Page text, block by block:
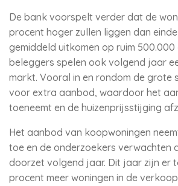
De bank voorspelt verder dat de
procent hoger zullen liggen dan
gemiddeld uitkomen op ruim
beleggers spelen ook volgend jaar
markt. Vooral in en rondom de grote
voor extra aanbod, waardoor het
toeneemt en de huizenprijsstijging
Het aanbod van koopwoningen
toe en de onderzoekers verwachten
doorzet volgend jaar. Dit jaar zijn er
procent meer woningen in de